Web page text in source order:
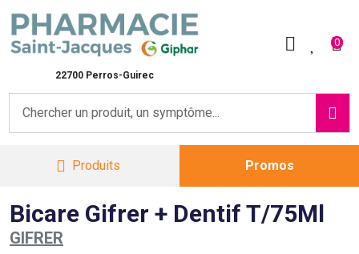
22700 Perros-Guirec
0
Produits Promos
Bicare Gifrer + Dentif T/75Ml
GIFRER